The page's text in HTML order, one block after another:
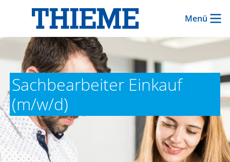
Menü
Sachbearbeiter Einkauf
(m/w/d)